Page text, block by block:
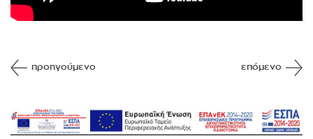
προηγούμενο επόμενο